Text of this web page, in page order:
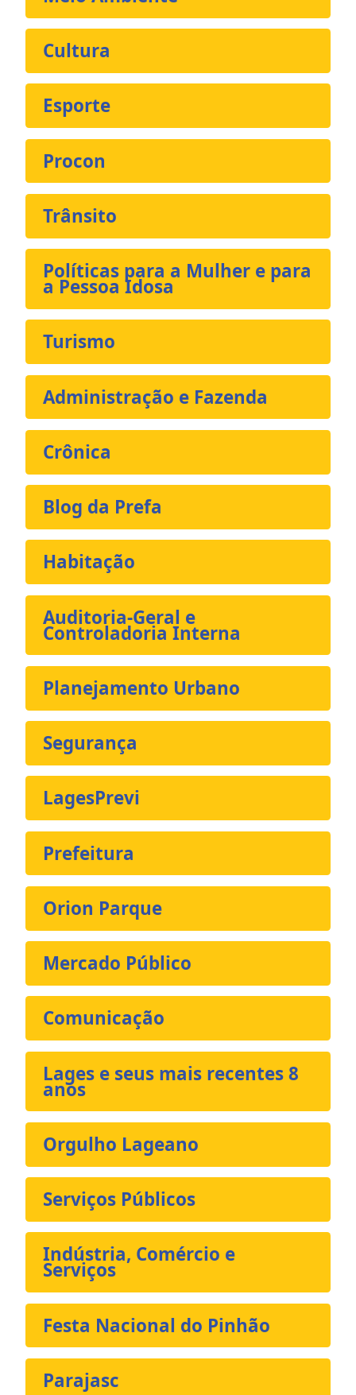
Cultura
Esporte
Procon
Trânsito
Políticas para a Mulher e para
a Pessoa Idosa
Turismo
Administração e Fazenda
Crônica
Blog da Prefa
Habitação
Auditoria-Geral e
Controladoria Interna
Planejamento Urbano
Segurança
LagesPrevi
Prefeitura
Orion Parque
Mercado Público
Comunicação
Lages e seus mais recentes 8
anos
Orgulho Lageano
Serviços Públicos
Indústria, Comércio e
Serviços
Festa Nacional do Pinhão
Parajasc